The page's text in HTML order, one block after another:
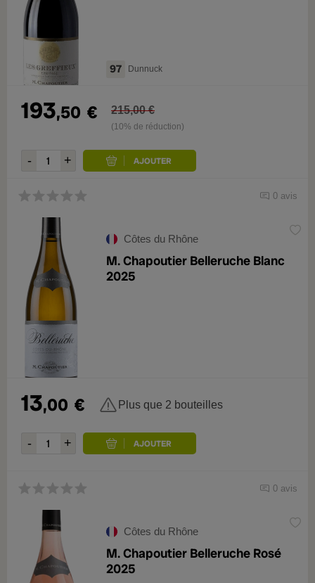
97 Dunnuck
193,50 € 215,00 €
(10% de réduction)
0 avis
Côtes du Rhône
M. Chapoutier Belleruche Blanc
2025
13,00 € Plus que 2 bouteilles
0 avis
Côtes du Rhône
M. Chapoutier Belleruche Rosé
2025